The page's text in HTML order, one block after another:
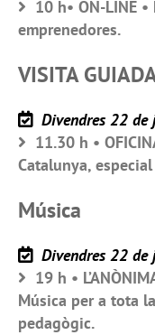
10 h• ON-LINE
emprenedores.
VISITA
Divendres 22
11.30 h •
Catalunya,
Música
Divendres 22
19 h •
Música per a tota
pedagògic.